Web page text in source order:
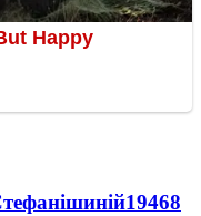
19468